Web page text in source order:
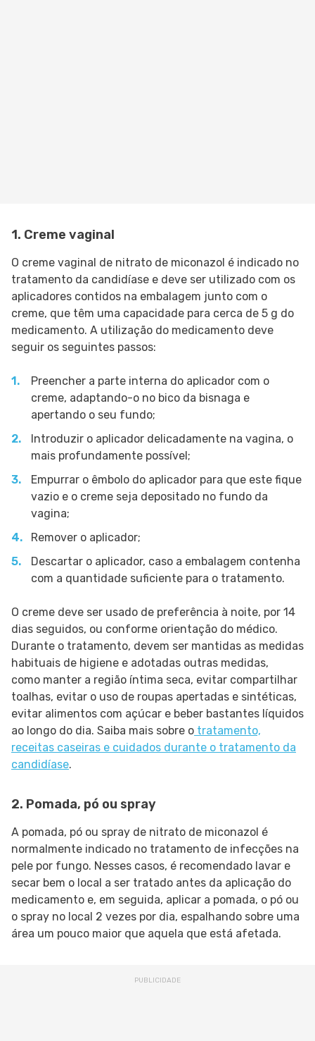
1. Creme vaginal
O creme vaginal de nitrato de miconazol é indicado no
tratamento da candidíase e deve ser utilizado com os
aplicadores contidos na embalagem junto com o
creme, que têm uma capacidade para cerca de 5 g do
medicamento. A utilização do medicamento deve
seguir os seguintes passos:
Preencher a parte interna do aplicador com o
creme, adaptando-o no bico da bisnaga e
apertando o seu fundo;
Introduzir o aplicador delicadamente na vagina, o
mais profundamente possível;
Empurrar o êmbolo do aplicador para que este fique
vazio e o creme seja depositado no fundo da
vagina;
Remover o aplicador;
Descartar o aplicador, caso a embalagem contenha
com a quantidade suficiente para o tratamento.
O creme deve ser usado de preferência à noite, por 14
dias seguidos, ou conforme orientação do médico.
Durante o tratamento, devem ser mantidas as medidas
habituais de higiene e adotadas outras medidas,
como manter a região íntima seca, evitar compartilhar
toalhas, evitar o uso de roupas apertadas e sintéticas,
evitar alimentos com açúcar e beber bastantes líquidos
ao longo do dia. Saiba mais sobre o tratamento,
receitas caseiras e cuidados durante o tratamento da
candidíase.
2. Pomada, pó ou spray
A pomada, pó ou spray de nitrato de miconazol é
normalmente indicado no tratamento de infecções na
pele por fungo. Nesses casos, é recomendado lavar e
secar bem o local a ser tratado antes da aplicação do
medicamento e, em seguida, aplicar a pomada, o pó ou
o spray no local 2 vezes por dia, espalhando sobre uma
área um pouco maior que aquela que está afetada.